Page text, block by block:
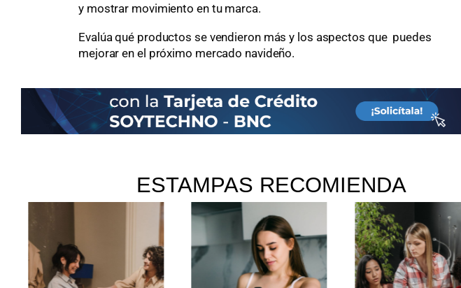
y mostrar movimiento en tu marca.
Evalúa qué productos se vendieron más y los aspectos que puedes
mejorar en el próximo mercado navideño.
ESTAMPAS RECOMIENDA